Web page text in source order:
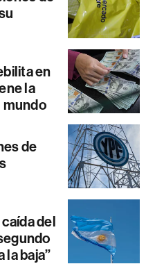
en
la
mundo
de
del
la baja”